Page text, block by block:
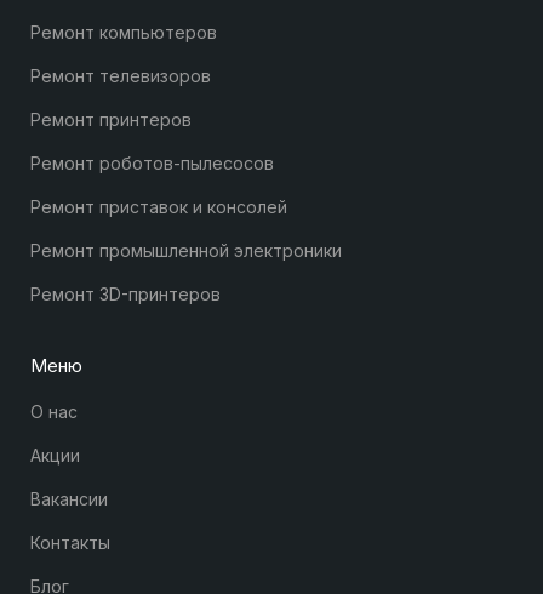
Ремонт компьютеров
Ремонт телевизоров
Ремонт принтеров
Ремонт роботов-пылесосов
Ремонт приставок и консолей
Ремонт промышленной электроники
Ремонт 3D-принтеров
Меню
О нас
Акции
Вакансии
Контакты
Блог